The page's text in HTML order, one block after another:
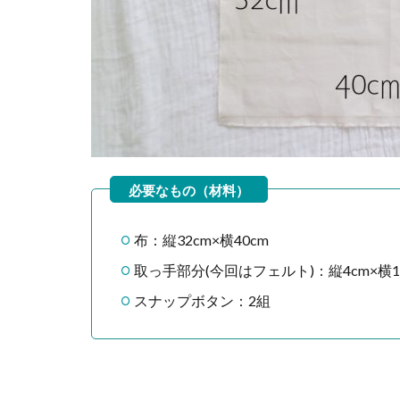
布：縦32cm×横40cm
取っ手部分(今回はフェルト)：縦4cm×横
スナップボタン：2組